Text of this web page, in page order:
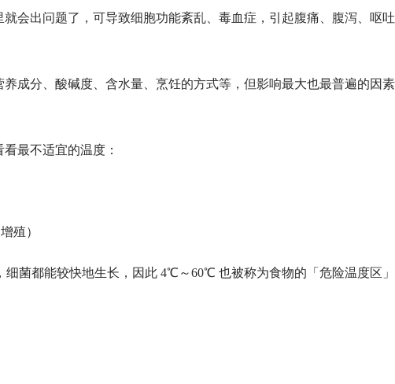
会出问题了，可导致细胞功能紊乱、毒血症，引起腹痛、腹泻、呕
成分、酸碱度、含水量、烹饪的方式等，但影响最大也最普遍的因
最不适宜的温度：
殖）
菌都能较快地生长，因此 4℃～60℃ 也被称为食物的「危险温度区